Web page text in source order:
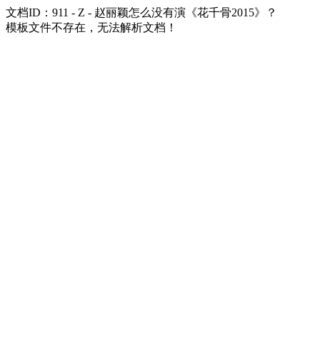
文档ID：911 - Z - 赵丽颖怎么没有演《花千骨2015》？
模板文件不存在，无法解析文档！